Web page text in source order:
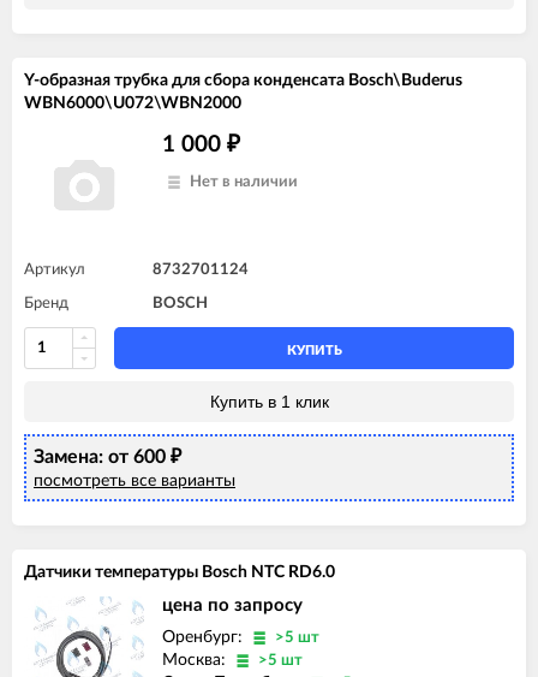
Y-образная трубка для сбора конденсата Bosch\Buderus
WBN6000\U072\WBN2000
1 000 ₽
Нет в наличии
Артикул 8732701124
Бренд BOSCH
КУПИТЬ
Купить в 1 клик
Замена: от 600 ₽
посмотреть все варианты
Датчики температуры Bosch NTC RD6.0
цена по запросу
Оренбург: >5 шт
Москва: >5 шт